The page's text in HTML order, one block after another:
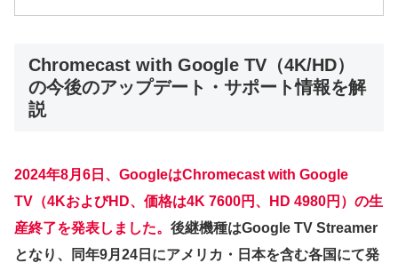
Chromecast with Google TV（4K/HD）
の今後のアップデート・サポート情報を解
説
2024年8月6日、GoogleはChromecast with Google
TV（4KおよびHD、価格は4K 7600円、HD 4980円）の生
産終了を発表しました。 後継機種はGoogle TV Streamer
となり、同年9月24日にアメリカ・日本を含む各国にて発